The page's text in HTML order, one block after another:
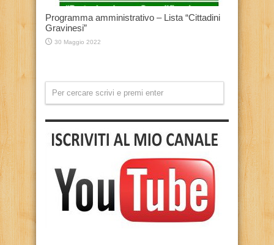
Programma amministrativo – Lista “Cittadini
Gravinesi”
30 Maggio 2022